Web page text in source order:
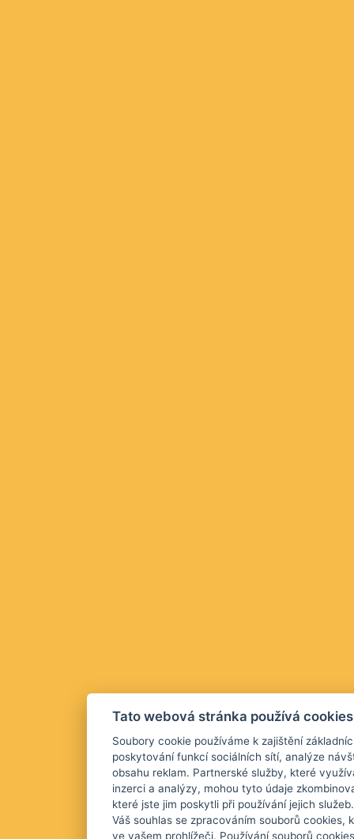
Tato webová stránka používá cookies
Soubory cookie používáme k zajištění
poskytování funkcí sociálních sítí, analýze
obsahu reklam. Partnerské služby, které
inzerci a analýzy, mohou tyto údaje
které jste jim poskytli při používání jejich
Váš souhlas se zpracováním souborů cookies,
ve vašem prohlížeči. Používání souborů